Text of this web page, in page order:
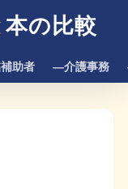
の比較
助者 ―介護事務